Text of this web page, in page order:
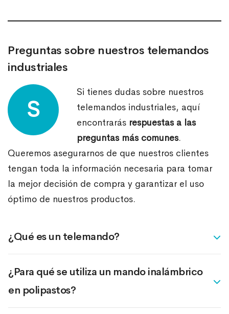
Preguntas sobre nuestros telemandos
industriales
S
Si tienes dudas sobre nuestros
telemandos industriales, aquí
encontrarás respuestas a las
preguntas más comunes.
Queremos asegurarnos de que nuestros clientes
tengan toda la información necesaria para tomar
la mejor decisión de compra y garantizar el uso
óptimo de nuestros productos.
¿Qué es un telemando?
¿Para qué se utiliza un mando inalámbrico
en polipastos?